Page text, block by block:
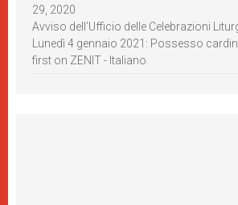
29, 2020
Avviso dell’Ufficio delle Celebrazioni
Lunedì 4 gennaio 2021: Possesso
first on ZENIT - Italiano.